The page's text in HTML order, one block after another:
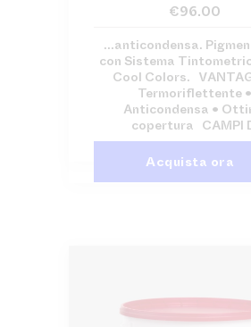
€96.00
...anticondensa.
con Sistema
Cool Colors.
Termoriflettente •
Anticondensa •
copertura CAMPI
Acquista ora